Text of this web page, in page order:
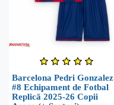
Barcelona Pedri Gonzalez
#8 Echipament de Fotbal
Replică 2025-26 Copii